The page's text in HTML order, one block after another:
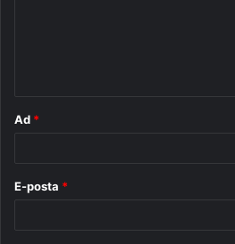
Ad *
E-posta *